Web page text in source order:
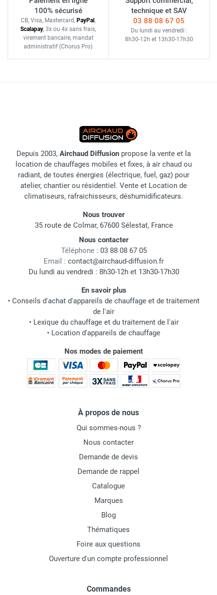
100% sécurisé
CB, Visa, Mastercard, PayPal ,
Scalapay, 3x ou 4x sans frais,
virement bancaire, mandat
administratif (Chorus Pro)
technique et SAV
03 88 08 67 05
Du lundi au vendredi :
8h30-12h et 13h30-17h30
Depuis 2003, Airchaud Diffusion propose la vente et la
location de chauffages mobiles et fixes, à air chaud ou
radiant, de toutes énergies (électrique, fuel, gaz) pour
atelier, chantier ou résidentiel. Vente et Location de
climatiseurs, rafraichisseurs, déshumidificateurs.
Nous trouver
35 route de Colmar, 67600 Sélestat, France
Nous contacter
Téléphone : 03 88 08 67 05
Email : contact@airchaud-diffusion.fr
Du lundi au vendredi : 8h30-12h et 13h30-17h30
En savoir plus
• Conseils d'achat d'appareils de chauffage et de traitement
de l'air
• Lexique du chauffage et du traitement de l'air
• Location d'appareils de chauffage
Nos modes de paiement
À propos de nous
Qui sommes-nous ?
Nous contacter
Demande de devis
Demande de rappel
Catalogue
Marques
Blog
Thématiques
Foire aux questions
Ouverture d'un compte professionnel
Commandes